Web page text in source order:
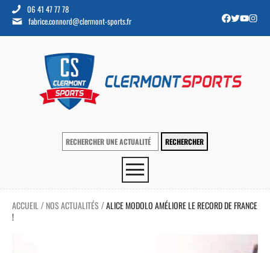
06 41 47 77 78
fabrice.connord@clermont-sports.fr
ACCUEIL / NOS ACTUALITÉS /ALICE MODOLO AMÉLIORE LE RECORD DE FRANCE
!